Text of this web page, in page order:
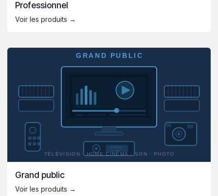
Professionnel
Voir les produits →
Grand public
Voir les produits →